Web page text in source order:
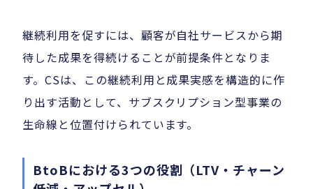
継続利用を促すには、顧客が自社サービスから期
待した成果を得続けることが前提条件となりま
す。CSは、この継続利用と成果実感を構造的に作
り出す活動として、サブスクリプション型事業の
生命線と位置付けられています。
BtoBにおける3つの役割（LTV・チャーン